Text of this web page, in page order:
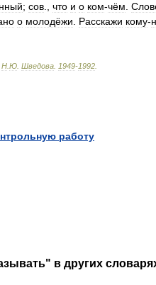
; сов что и о ком-чём
о молодёжи Расскажи кому-н
Н Ю Шведова 1949-1992
работу
в других